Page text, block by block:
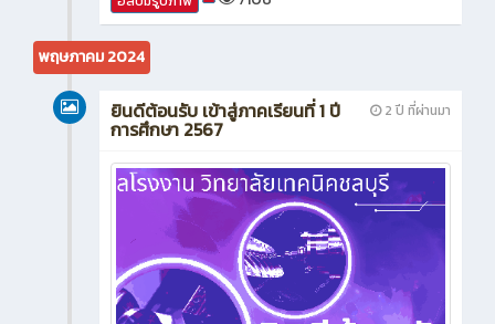
พฤษภาคม 2024
2 ปี ที่ผ่านมา
ยินดีต้อนรับ เข้าสู่ภาคเรียนที่ 1 ปี
การศึกษา 2567